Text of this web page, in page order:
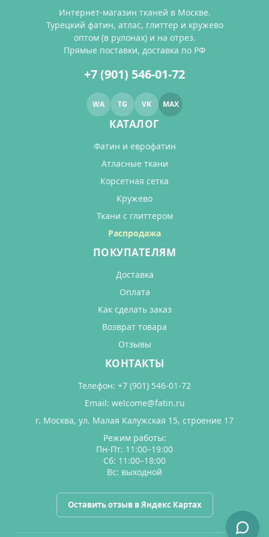
Интернет-магазин тканей в Москве.
Турецкий фатин, атлас, глиттер и кружево
оптом (в рулонах) и на отрез.
Прямые поставки, доставка по РФ
+7 (901) 546-01-72
WA TG VK MAX
КАТАЛОГ
Фатин и еврофатин
Атласные ткани
Корсетная сетка
Кружево
Ткани с глиттером
Распродажа
ПОКУПАТЕЛЯМ
Доставка
Оплата
Как сделать заказ
Возврат товара
Отзывы
КОНТАКТЫ
Телефон: +7 (901) 546-01-72
Email: welcome@fatin.ru
г. Москва, ул. Малая Калужская 15, строение 17
Режим работы:
Пн-Пт: 11:00–19:00
Сб: 11:00–18:00
Вс: выходной
Оставить отзыв в Яндекс Картах